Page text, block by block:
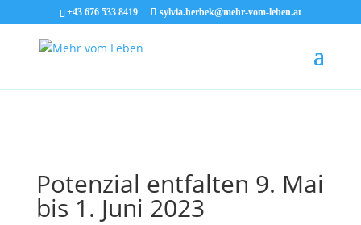
+43 676 533 8419 sylvia.herbek@mehr-vom-leben.at
Potenzial entfalten 9. Mai
bis 1. Juni 2023